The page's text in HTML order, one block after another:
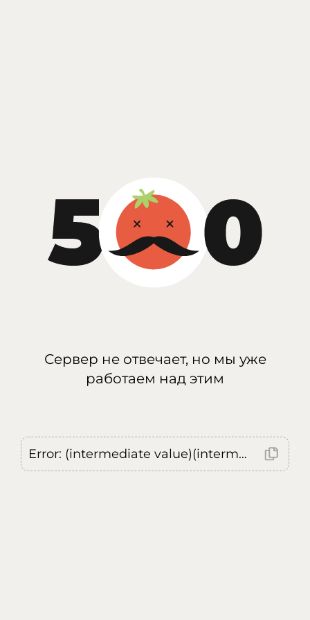
Сервер не отвечает, но мы уже
работаем над этим
Error: (intermediate value)(intermediate value)(intermediate value).replaceAll is not a function